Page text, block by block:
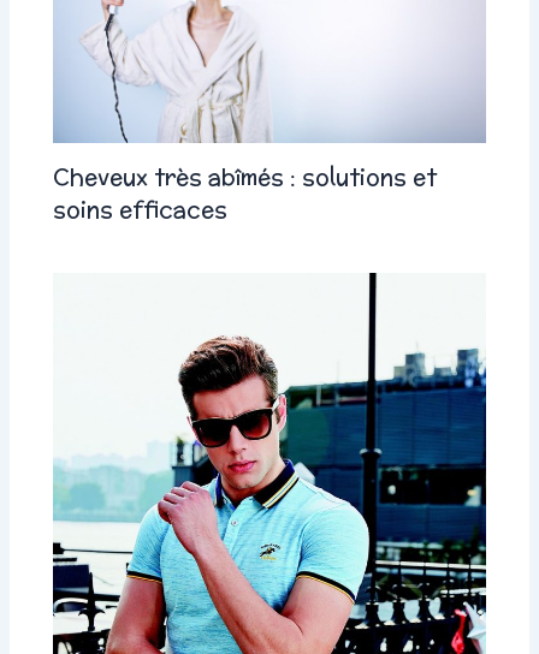
Cheveux très abîmés : solutions et
soins efficaces